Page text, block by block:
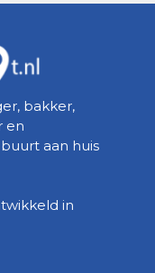
bakker,
en
aan huis
in